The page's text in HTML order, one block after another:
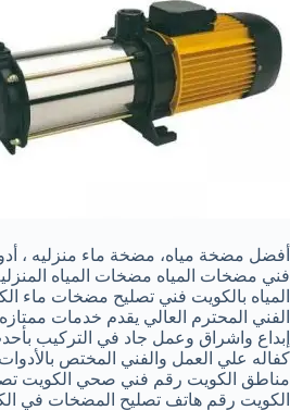
فني مضخات المياه مضخات المياه
المياه بالكويت فني تصليح مضخات ماء
الفني المحترم العالي يقدم خدمات
إبداع واشراق وعمل جاد في التركيب
كفاله علي العمل والفني المختص
مناطق الكويت رقم فني صحي الكويت
الكويت رقم هاتف تصليح المضخات في